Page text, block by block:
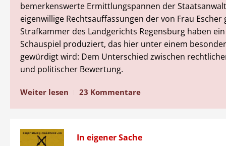
bemerkenswerte Ermittlungspannen der
eigenwillige Rechtsauffassungen der von Frau
Strafkammer des Landgerichts Regensburg haben
Schauspiel produziert, das hier unter einem
gewürdigt wird: Dem Unterschied zwischen
und politischer Bewertung.
Weiter lesen 23 Kommentare
In eigener Sache